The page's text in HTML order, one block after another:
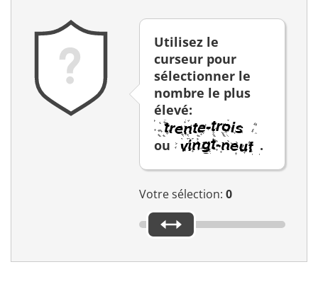
Utilisez le
curseur pour
sélectionner le
nombre le plus
élevé:
ou .
Votre sélection: 0